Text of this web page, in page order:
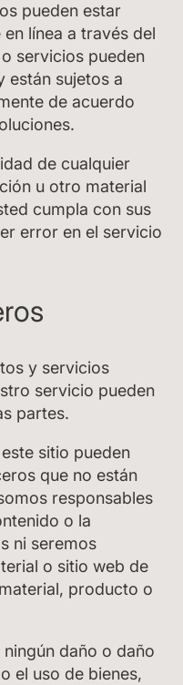
pueden estar
línea a través del
servicios pueden
están sujetos a
de acuerdo
de cualquier
u otro material
cumpla con sus
error en el servicio
y servicios
servicio pueden
partes.
sitio pueden
que no están
responsables
o la
ni seremos
o sitio web de
producto o
daño o daño
el uso de bienes,